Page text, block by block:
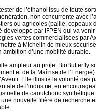
de l’éthanol issu de toute
non concurrente avec
ou agricoles (paille, copeaux
développé par IFPEN qui va
vertes commercialisées par
à Michelin de mieux
ambition d’une mobilité durable.
ampleur au projet BioButterfly
et de la Maîtrise de
Elle illustre la volonté des
de l’industrie, en
de caoutchouc synthétique
nouvelle filière de recherche